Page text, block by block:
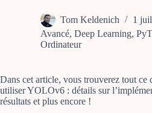
Tom Keldenich
1
Avancé, Deep Learning,
Ordinateur
Dans cet article, vous trouverez tout ce
utiliser YOLOv6 : détails sur
résultats et plus encore !